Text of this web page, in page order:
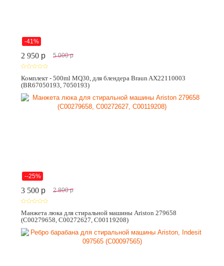
-41%
2 950 p 5 000 p
Комплект - 500ml MQ30, для блендера Braun AX22110003
(BR67050193, 7050193)
--25%
3 500 p 2 800 p
Манжета люка для стиральной машины Ariston 279658
(C00279658, C00272627, C00119208)